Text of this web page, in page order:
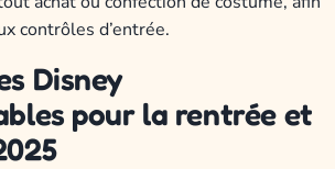
contrôles d’entrée.
Disney
pour la rentrée et